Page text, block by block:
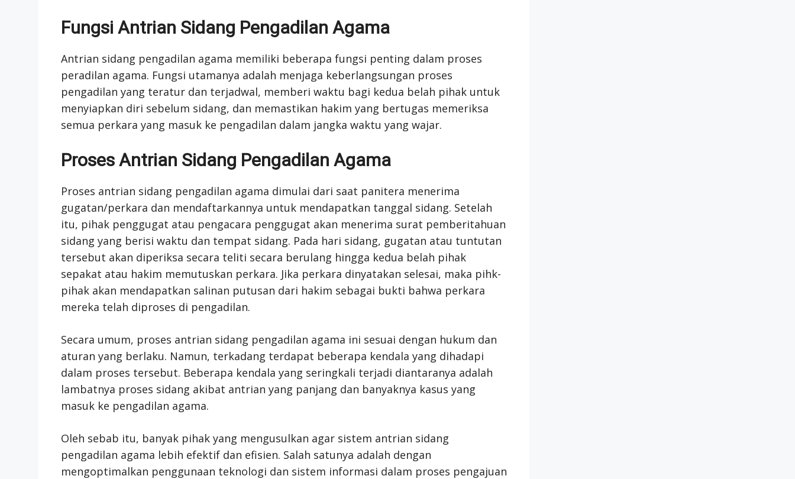
Fungsi Antrian Sidang Pengadilan Agama
Antrian sidang pengadilan agama memiliki beberapa fungsi penting dalam proses
peradilan agama. Fungsi utamanya adalah menjaga keberlangsungan proses
pengadilan yang teratur dan terjadwal, memberi waktu bagi kedua belah pihak untuk
menyiapkan diri sebelum sidang, dan memastikan hakim yang bertugas memeriksa
semua perkara yang masuk ke pengadilan dalam jangka waktu yang wajar.
Proses Antrian Sidang Pengadilan Agama
Proses antrian sidang pengadilan agama dimulai dari saat panitera menerima
gugatan/perkara dan mendaftarkannya untuk mendapatkan tanggal sidang. Setelah
itu, pihak penggugat atau pengacara penggugat akan menerima surat pemberitahuan
sidang yang berisi waktu dan tempat sidang. Pada hari sidang, gugatan atau tuntutan
tersebut akan diperiksa secara teliti secara berulang hingga kedua belah pihak
sepakat atau hakim memutuskan perkara. Jika perkara dinyatakan selesai, maka pihk-
pihak akan mendapatkan salinan putusan dari hakim sebagai bukti bahwa perkara
mereka telah diproses di pengadilan.
Secara umum, proses antrian sidang pengadilan agama ini sesuai dengan hukum dan
aturan yang berlaku. Namun, terkadang terdapat beberapa kendala yang dihadapi
dalam proses tersebut. Beberapa kendala yang seringkali terjadi diantaranya adalah
lambatnya proses sidang akibat antrian yang panjang dan banyaknya kasus yang
masuk ke pengadilan agama.
Oleh sebab itu, banyak pihak yang mengusulkan agar sistem antrian sidang
pengadilan agama lebih efektif dan efisien. Salah satunya adalah dengan
mengoptimalkan penggunaan teknologi dan sistem informasi dalam proses pengajuan